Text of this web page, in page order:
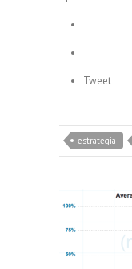
Tweet
estrategia